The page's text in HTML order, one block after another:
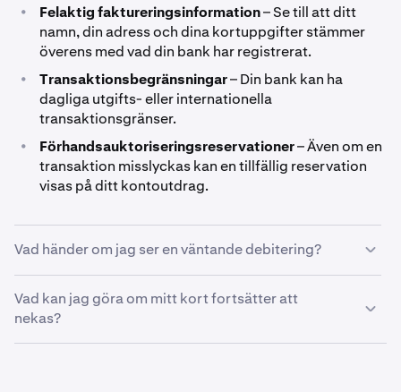
• Felaktig faktureringsinformation– Se till att ditt
namn, din adress och dina kortuppgifter stämmer
överens med vad din bank har registrerat.
• Transaktionsbegränsningar– Din bank kan ha
dagliga utgifts- eller internationella
transaktionsgränser.
• Förhandsauktoriseringsreservationer– Även om en
transaktion misslyckas kan en tillfällig reservation
visas på ditt kontoutdrag.
Vad händer om jag ser en väntande debitering?
Om en transaktion misslyckas men en debitering visas
som väntande, är detta en
Vad kan jag göra om mitt kort fortsätter att
nekas?